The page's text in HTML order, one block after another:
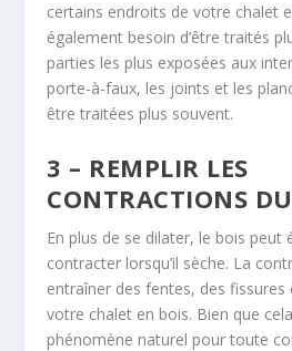
certains endroits de votre chalet
également besoin d’être traités
parties les plus exposées aux
porte-à-faux, les joints et les
être traitées plus souvent.
3 – REMPLIR LES
CONTRACTIONS
En plus de se dilater, le bois peut
contracter lorsqu’il sèche. La
entraîner des fentes, des
votre chalet en bois. Bien que
phénomène naturel pour toute